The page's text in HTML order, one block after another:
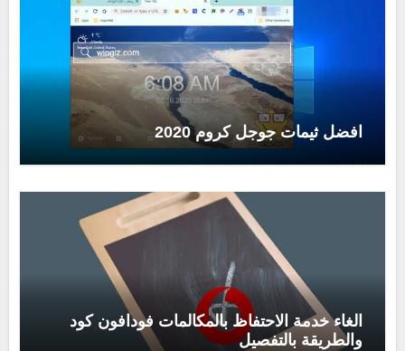
افضل ثيمات جوجل كروم 2020
الغاء خدمة الاحتفاظ بالمكالمات فودافون كود
والطريقة بالتفصيل